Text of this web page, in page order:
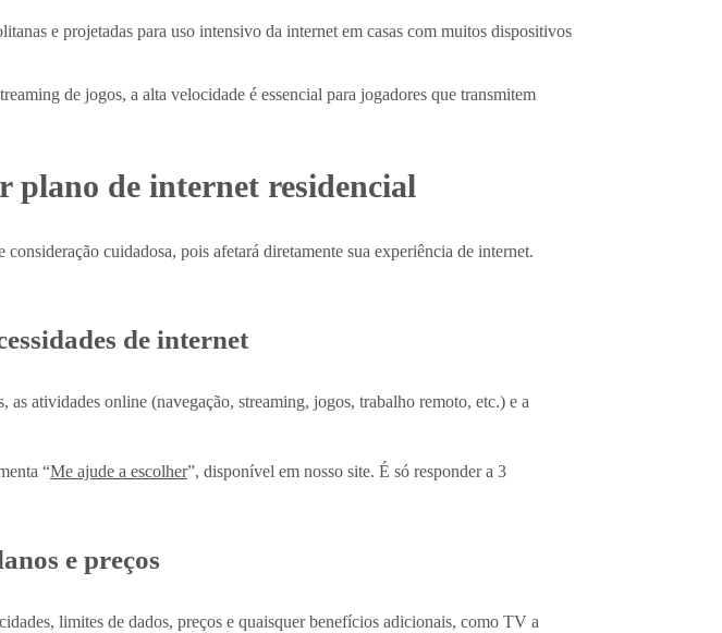
e projetadas para uso intensivo da internet em casas com muitos dispositivos
de jogos, a alta velocidade é essencial para jogadores que transmitem
plano de internet residencial
consideração cuidadosa, pois afetará diretamente sua experiência de internet.
de internet
atividades online (navegação, streaming, jogos, trabalho remoto, etc.) e a
“Me ajude a escolher”, disponível em nosso site. É só responder a 3
e preços
limites de dados, preços e quaisquer benefícios adicionais, como TV a